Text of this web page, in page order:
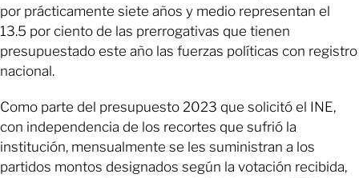
por prácticamente siete años y medio representan el
13.5 por ciento de las prerrogativas que tienen
presupuestado este año las fuerzas políticas con registro
nacional.
Como parte del presupuesto 2023 que solicitó el INE,
con independencia de los recortes que sufrió la
institución, mensualmente se les suministran a los
partidos montos designados según la votación recibida,